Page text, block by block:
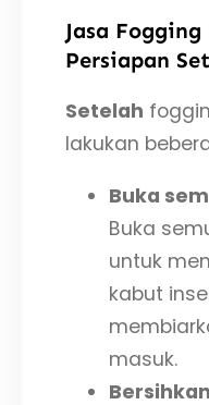
Jasa
Persiapan
Setelah
lakukan
Buka
Buka
untuk
kabut
masuk.